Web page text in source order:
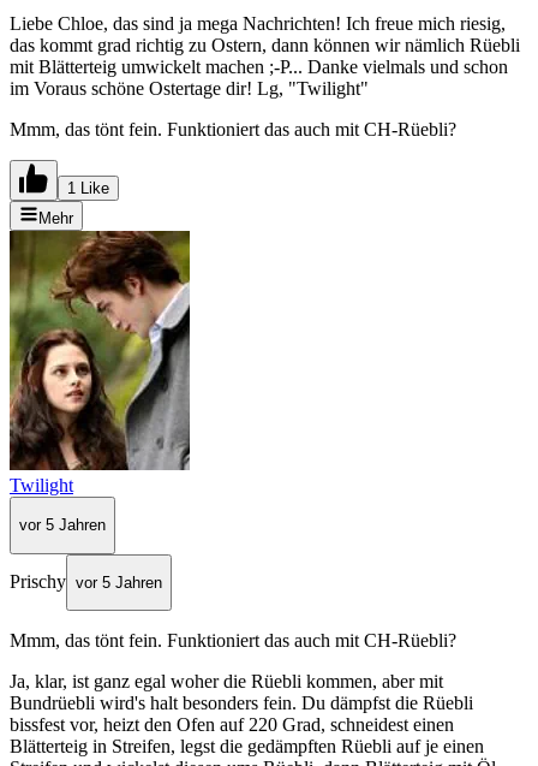
Liebe Chloe, das sind ja mega Nachrichten! Ich freue mich riesig,
das kommt grad richtig zu Ostern, dann können wir nämlich Rüebli
mit Blätterteig umwickelt machen ;-P... Danke vielmals und schon
im Voraus schöne Ostertage dir! Lg, "Twilight"
Mmm, das tönt fein. Funktioniert das auch mit CH-Rüebli?
1 Like
Mehr
Twilight
vor 5 Jahren
Prischy vor 5 Jahren
Mmm, das tönt fein. Funktioniert das auch mit CH-Rüebli?
Ja, klar, ist ganz egal woher die Rüebli kommen, aber mit
Bundrüebli wird's halt besonders fein. Du dämpfst die Rüebli
bissfest vor, heizt den Ofen auf 220 Grad, schneidest einen
Blätterteig in Streifen, legst die gedämpften Rüebli auf je einen